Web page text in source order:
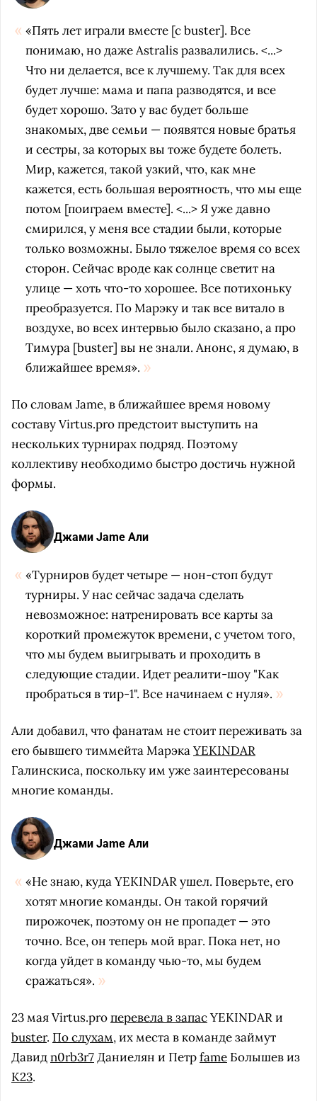
«Пять лет играли вместе [с buster]. Все
понимаю, но даже Astralis развалились. <...>
Что ни делается, все к лучшему. Так для всех
будет лучше: мама и папа разводятся, и все
будет хорошо. Зато у вас будет больше
знакомых, две семьи — появятся новые братья
и сестры, за которых вы тоже будете болеть.
Мир, кажется, такой узкий, что, как мне
кажется, есть большая вероятность, что мы еще
потом [поиграем вместе]. <...> Я уже давно
смирился, у меня все стадии были, которые
только возможны. Было тяжелое время со всех
сторон. Сейчас вроде как солнце светит на
улице — хоть что-то хорошее. Все потихоньку
преобразуется. По Марэку и так все витало в
воздухе, во всех интервью было сказано, а про
Тимура [buster] вы не знали. Анонс, я думаю, в
ближайшее время».
По словам Jame, в ближайшее время новому
составу Virtus.pro предстоит выступить на
нескольких турнирах подряд. Поэтому
коллективу необходимо быстро достичь нужной
формы.
Джами Jame Али
«Турниров будет четыре — нон-стоп будут
турниры. У нас сейчас задача сделать
невозможное: натренировать все карты за
короткий промежуток времени, с учетом того,
что мы будем выигрывать и проходить в
следующие стадии. Идет реалити-шоу "Как
пробраться в тир-1". Все начинаем с нуля».
Али добавил, что фанатам не стоит переживать за
его бывшего тиммейта МарэкаYEKINDAR
Галинскиса, поскольку им уже заинтересованы
многие команды.
Джами Jame Али
«Не знаю, куда YEKINDAR ушел. Поверьте, его
хотят многие команды. Он такой горячий
пирожочек, поэтому он не пропадет — это
точно. Все, он теперь мой враг. Пока нет, но
когда уйдет в команду чью-то, мы будем
сражаться».
23 мая Virtus.proперевела в запасYEKINDAR и
buster. По слухам, их места в команде займут
Давидn0rb3r7Даниелян и Петрfame Болышев из
K23.